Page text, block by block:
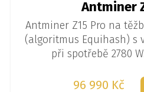
Antminer
Antminer Z15 Pro na
(algoritmus Equihash) s
při spotřebě 2780
96 990 Kč